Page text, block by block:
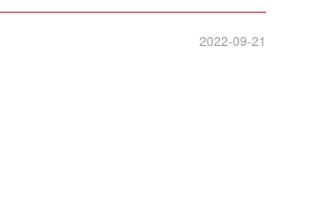
2022-09-21